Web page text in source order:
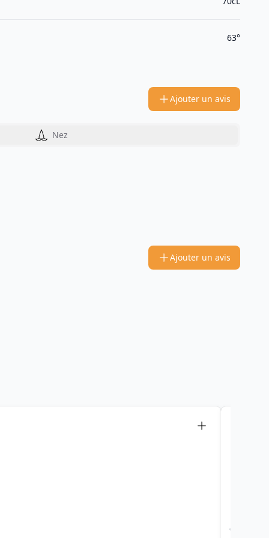
63°
Ajouter un avis
Nez
Ajouter un avis